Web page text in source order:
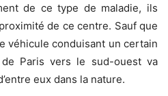
de ce type de maladie, ils
de ce centre. Sauf que
véhicule conduisant un certain
Paris vers le sud-ouest va
eux dans la nature.